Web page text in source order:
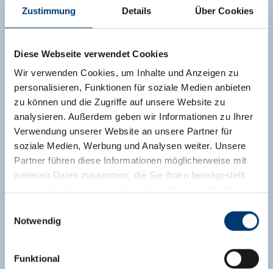
Zustimmung Details Über Cookies
Diese Webseite verwendet Cookies
Wir verwenden Cookies, um Inhalte und Anzeigen zu
personalisieren, Funktionen für soziale Medien anbieten
zu können und die Zugriffe auf unsere Website zu
analysieren. Außerdem geben wir Informationen zu Ihrer
Verwendung unserer Website an unsere Partner für
soziale Medien, Werbung und Analysen weiter. Unsere
Partner führen diese Informationen möglicherweise mit
weiteren Daten zusammen, die Sie ihnen bereitgestellt
Rohr 23// A-6280 Zell am Ziller
Notwendig
Funktional
Zimmergröße:
3 - 4 Personen